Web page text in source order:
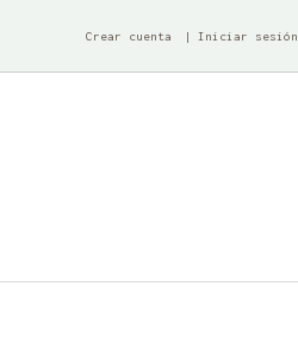
Crear cuenta Iniciar sesión